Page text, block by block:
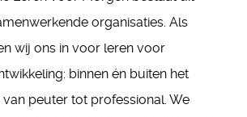
organisaties. Als
wij ons in voor leren voor
binnen én buiten het
peuter tot professional. We